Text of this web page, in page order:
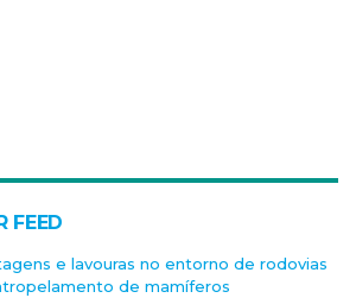
FEED
e lavouras no entorno de rodovias
de mamíferos